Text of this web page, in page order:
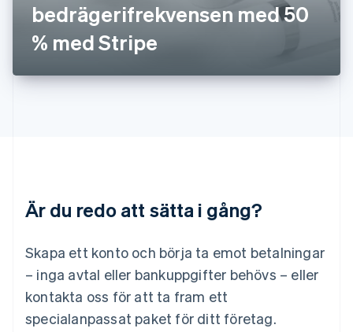
bedrägerifrekvensen med 50
% med Stripe
Är du redo att sätta i gång?
Skapa ett konto och börja ta emot betalningar
– inga avtal eller bankuppgifter behövs – eller
kontakta oss för att ta fram ett
specialanpassat paket för ditt företag.
Liechtenstein
English
Litauen
Luxemburg
Nederländerna
Norge
English
Nya Zeeland
English
English